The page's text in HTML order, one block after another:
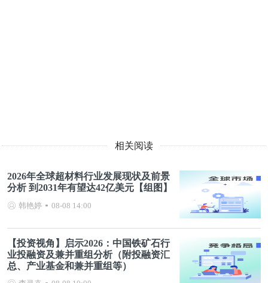
相关阅读
2026年全球超材料行业发展现状及前景
分析 到2031年有望达42亿美元【组图】
韩艳婷 08-08 14:00
【投资视角】启示2026：中国铁矿石行
业投融资及兼并重组分析（附投融资汇
总、产业基金和兼并重组等）